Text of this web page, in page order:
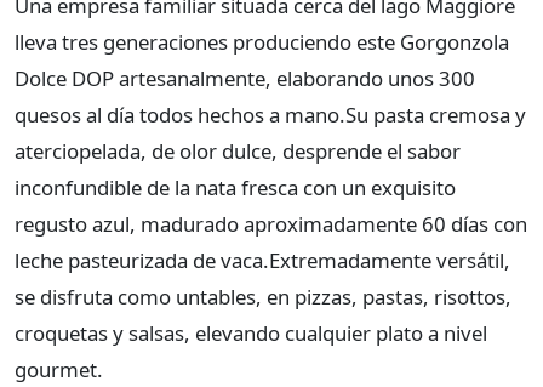
Una empresa familiar situada cerca del lago Maggiore
lleva tres generaciones produciendo este Gorgonzola
Dolce DOP artesanalmente, elaborando unos 300
quesos al día todos hechos a mano. ​ Su pasta cremosa y
aterciopelada, de olor dulce, desprende el sabor
inconfundible de la nata fresca con un exquisito
regusto azul, madurado aproximadamente 60 días con
leche pasteurizada de vaca. ​ Extremadamente versátil,
se disfruta como untables, en pizzas, pastas, risottos,
croquetas y salsas, elevando cualquier plato a nivel
gourmet.